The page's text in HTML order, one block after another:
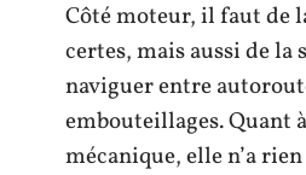
Côté moteur, il faut de
certes, mais aussi de la
naviguer entre
embouteillages. Quant
mécanique, elle n’a rien